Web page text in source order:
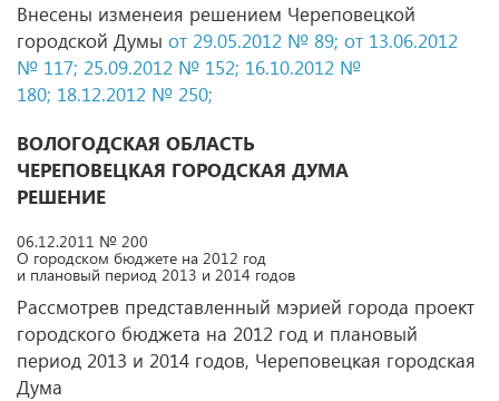
Внесены изменеия решением Череповецкой
городской Думы от 29.05.2012 № 89; от 13.06.2012
№ 117; 25.09.2012 № 152; 16.10.2012 №
180; 18.12.2012 № 250;
ВОЛОГОДСКАЯ ОБЛАСТЬ
ЧЕРЕПОВЕЦКАЯ ГОРОДСКАЯ ДУМА
РЕШЕНИЕ
06.12.2011 № 200
О городском бюджете на 2012 год
и плановый период 2013 и 2014 годов
Рассмотрев представленный мэрией города проект
городского бюджета на 2012 год и плановый
период 2013 и 2014 годов, Череповецкая городская
Дума